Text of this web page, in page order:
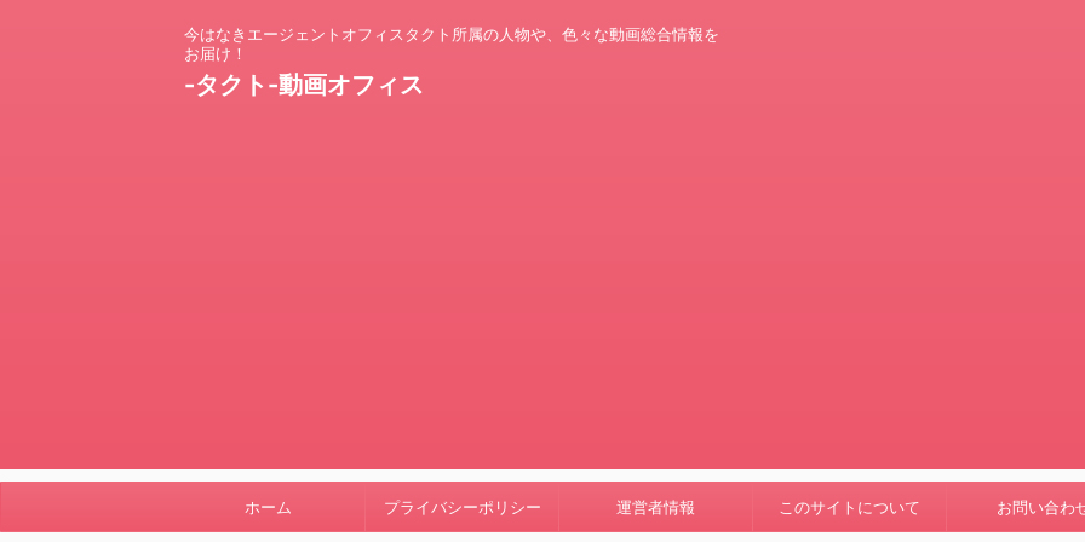
今はなきエージェントオフィスタクト所属の人物や、色々な動画総合情報を
お届け！
-タクト-動画オフィス
ホーム プライバシーポリシー 運営者情報 このサイトについて お問い合わ